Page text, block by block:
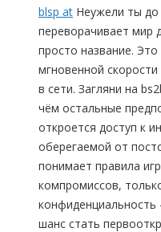
blsp at Неужели ты до
переворачивает мир
просто название.
мгновенной
в сети. Загляни на
чём остальные
откроется доступ к
оберегаемой от
понимает правила
компромиссов,
конфиденциальность
шанс стать